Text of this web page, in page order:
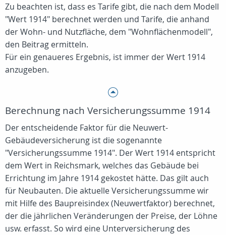
Zu beachten ist, dass es Tarife gibt, die nach dem Modell
"Wert 1914" berechnet werden und Tarife, die anhand
der Wohn- und Nutzfläche, dem "Wohnflächenmodell",
den Beitrag ermitteln.
Für ein genaueres Ergebnis, ist immer der Wert 1914
anzugeben.
Berechnung nach Versicherungssumme 1914
Der entscheidende Faktor für die Neuwert-
Gebäudeversicherung ist die sogenannte
"Versicherungssumme 1914". Der Wert 1914 entspricht
dem Wert in Reichsmark, welches das Gebäude bei
Errichtung im Jahre 1914 gekostet hätte. Das gilt auch
für Neubauten. Die aktuelle Versicherungssumme wir
mit Hilfe des Baupreisindex (Neuwertfaktor) berechnet,
der die jährlichen Veränderungen der Preise, der Löhne
usw. erfasst. So wird eine Unterversicherung des